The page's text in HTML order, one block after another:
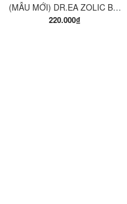
(MẪU MỚI) DR.EA ZOLIC BODY CLEANSING MILK 150ML. SỮA TẮM Y KHOA
220.000₫